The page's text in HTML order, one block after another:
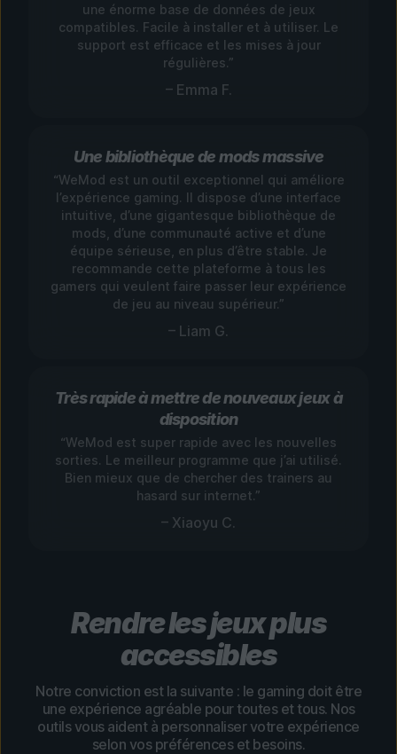
une énorme base de données de jeux
compatibles. Facile à installer et à utiliser. Le
support est efficace et les mises à jour
régulières.”
– Emma F.
Une bibliothèque de mods massive
“WeMod est un outil exceptionnel qui améliore
l’expérience gaming. Il dispose d’une interface
intuitive, d’une gigantesque bibliothèque de
mods, d’une communauté active et d’une
équipe sérieuse, en plus d’être stable. Je
recommande cette plateforme à tous les
gamers qui veulent faire passer leur expérience
de jeu au niveau supérieur.”
– Liam G.
Très rapide à mettre de nouveaux jeux à
disposition
“WeMod est super rapide avec les nouvelles
sorties. Le meilleur programme que j’ai utilisé.
Bien mieux que de chercher des trainers au
hasard sur internet.”
– Xiaoyu C.
Rendre les jeux plus
accessibles
Notre conviction est la suivante : le gaming doit être
une expérience agréable pour toutes et tous. Nos
outils vous aident à personnaliser votre expérience
selon vos préférences et besoins.